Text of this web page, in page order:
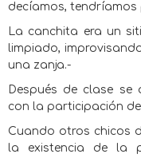
decíamos,
La canchita era un
limpiado,
una zanja.-
Después de clase
con la participación
Cuando otros chicos
la existencia de la